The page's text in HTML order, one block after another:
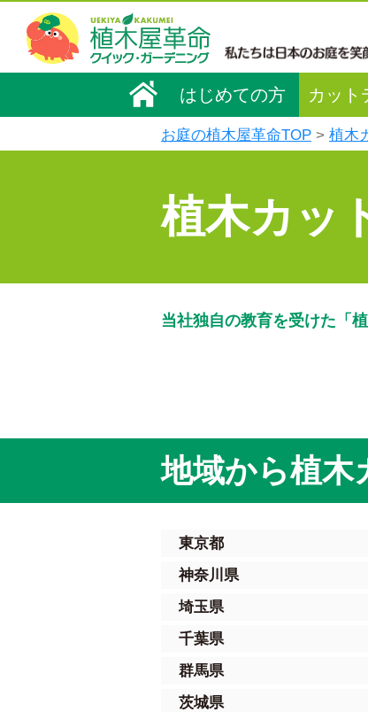
はじめての方 カット
お庭の植木屋革命TOP 植木
植木カッ
当社独自の教育を受けた「
地域から植木
東京都
神奈川県
埼玉県
千葉県
群馬県
茨城県